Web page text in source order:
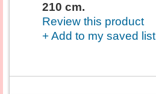
210 cm.
Review this product
+ Add to my saved list